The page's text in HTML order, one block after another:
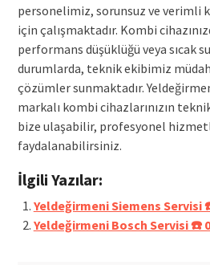
personelimiz, sorunsuz ve verimli
için çalışmaktadır. Kombi
performans düşüklüğü veya sıcak
durumlarda, teknik ekibimiz
çözümler sunmaktadır.
markalı kombi cihazlarınızın
bize ulaşabilir, profesyonel
faydalanabilirsiniz.
İlgili Yazılar:
Yeldeğirmeni Siemens Servisi
Yeldeğirmeni Bosch Servisi ☎️